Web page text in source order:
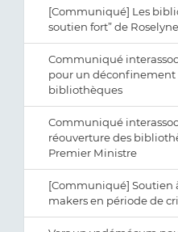
[Communiqué] Les
soutien fort” de
Communiqué
pour un déconfinement
bibliothèques
Communiqué
réouverture des
Premier Ministre
[Communiqué] Soutien
makers en période de